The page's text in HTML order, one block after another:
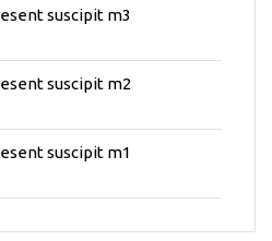
suscipit m3
suscipit m2
suscipit m1